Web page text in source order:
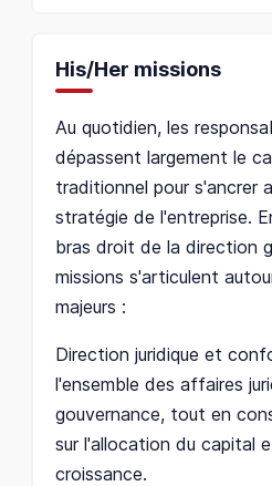
His/Her missions
Au quotidien, les
dépassent largement le
traditionnel pour s'ancrer
stratégie de l'entreprise.
bras droit de la direction
missions s'articulent
majeurs :
Direction juridique et
l'ensemble des affaires
gouvernance, tout en
sur l'allocation du capital
croissance.